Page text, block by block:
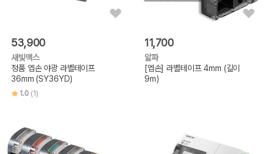
53,900
새빛맥스
정품 엡손 야광 라벨테이프
36mm (SY36YD)
1.0 (1)
11,700
알파
[엡손] 라벨테이프 4mm (길이
9m)